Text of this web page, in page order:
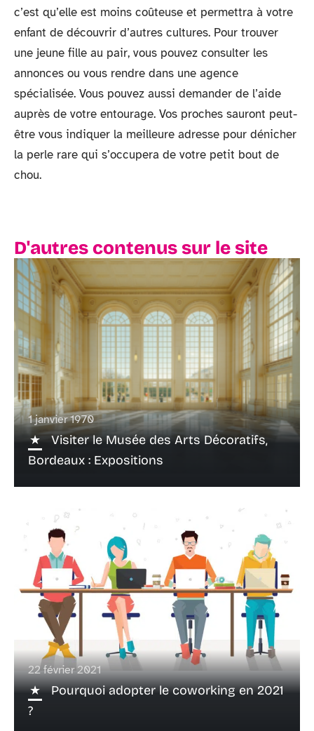
c’est qu’elle est moins coûteuse et permettra à votre
enfant de découvrir d’autres cultures. Pour trouver
une jeune fille au pair, vous pouvez consulter les
annonces ou vous rendre dans une agence
spécialisée. Vous pouvez aussi demander de l’aide
auprès de votre entourage. Vos proches sauront peut-
être vous indiquer la meilleure adresse pour dénicher
la perle rare qui s’occupera de votre petit bout de
chou.
D'autres contenus sur le site
1 janvier 1970
Visiter le Musée des Arts Décoratifs,
Bordeaux : Expositions
22 février 2021
Pourquoi adopter le coworking en 2021
?